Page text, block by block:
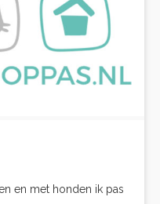
en met honden ik pas